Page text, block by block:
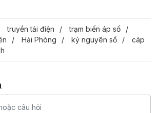
truyền tải điện
trạm biến áp số
Hải Phòng kỷ nguyên số
cáp